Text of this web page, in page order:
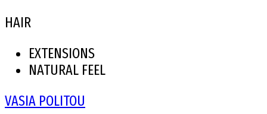
HAIR
EXTENSIONS
NATURAL FEEL
VASIA POLITOU